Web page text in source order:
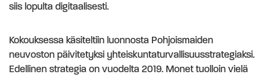
siis lopulta digitaalisesti.
Kokouksessa käsiteltiin luonnosta Pohjoismaiden
neuvoston päivitetyksi yhteiskuntaturvallisuusstrategiaksi.
Edellinen strategia on vuodelta 2019. Monet tuolloin vielä